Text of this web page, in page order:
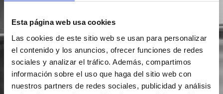
Esta página web usa cookies
Las cookies de este sitio web se usan para personalizar
el contenido y los anuncios, ofrecer funciones de redes
sociales y analizar el tráfico. Además, compartimos
información sobre el uso que haga del sitio web con
nuestros partners de redes sociales, publicidad y análisis